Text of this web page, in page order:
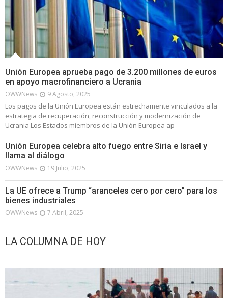
Unión Europea aprueba pago de 3.200 millones de euros
en apoyo macrofinanciero a Ucrania
OWWNews 9 Agosto, 2025
Los pagos de la Unión Europea están estrechamente vinculados a la
estrategia de recuperación, reconstrucción y modernización de
Ucrania Los Estados miembros de la Unión Europea ap
Unión Europea celebra alto fuego entre Siria e Israel y
llama al diálogo
OWWNews 19 Julio, 2025
La UE ofrece a Trump “aranceles cero por cero” para los
bienes industriales
OWWNews 7 Abril, 2025
LA COLUMNA DE HOY